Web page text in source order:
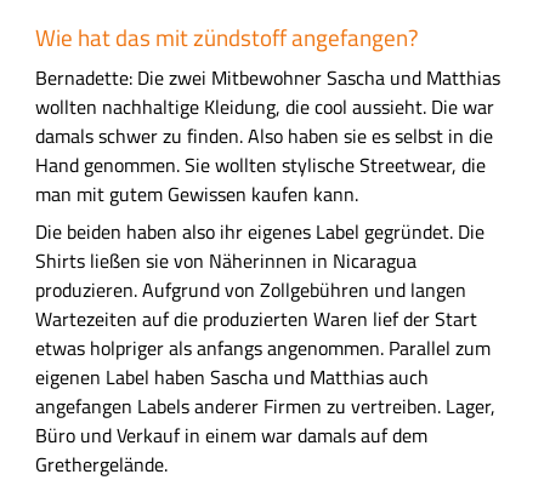
Wie hat das mit zündstoff angefangen?
Bernadette: Die zwei Mitbewohner Sascha und Matthias
wollten nachhaltige Kleidung, die cool aussieht. Die war
damals schwer zu finden. Also haben sie es selbst in die
Hand genommen. Sie wollten stylische Streetwear, die
man mit gutem Gewissen kaufen kann.
Die beiden haben also ihr eigenes Label gegründet. Die
Shirts ließen sie von Näherinnen in Nicaragua
produzieren. Aufgrund von Zollgebühren und langen
Wartezeiten auf die produzierten Waren lief der Start
etwas holpriger als anfangs angenommen. Parallel zum
eigenen Label haben Sascha und Matthias auch
angefangen Labels anderer Firmen zu vertreiben. Lager,
Büro und Verkauf in einem war damals auf dem
Grethergelände.